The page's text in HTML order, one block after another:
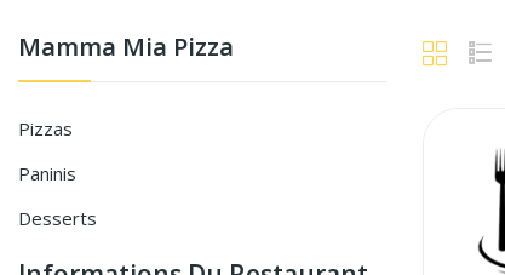
Mamma Mia Pizza
Pizzas
Paninis
Desserts